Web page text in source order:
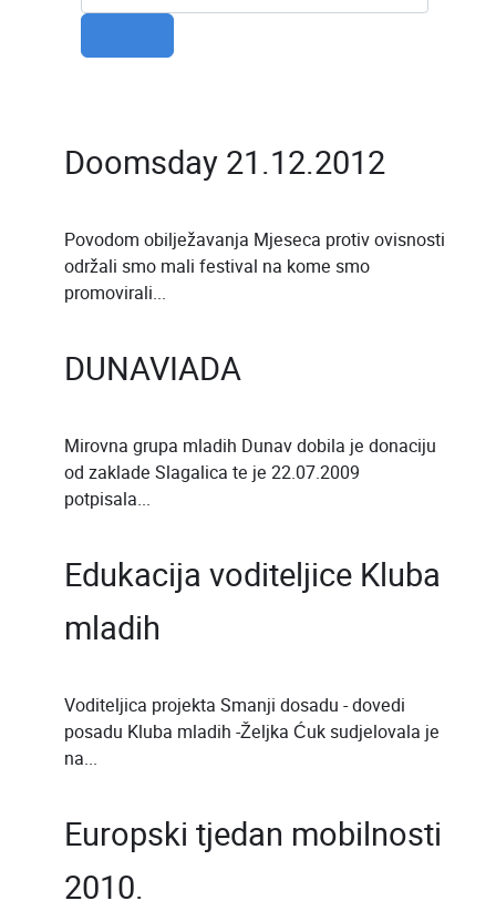
Doomsday 21.12.2012
Povodom obilježavanja Mjeseca protiv ovisnosti
održali smo mali festival na kome smo
promovirali...
DUNAVIADA
Mirovna grupa mladih Dunav dobila je donaciju
od zaklade Slagalica te je 22.07.2009
potpisala...
Edukacija voditeljice Kluba
mladih
Voditeljica projekta Smanji dosadu - dovedi
posadu Kluba mladih -Željka Ćuk sudjelovala je
na...
Europski tjedan mobilnosti
2010.